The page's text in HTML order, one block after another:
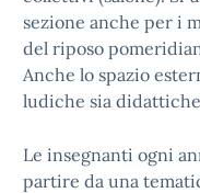
sezione anche per i
del riposo
Anche lo spazio
ludiche sia
Le insegnanti ogni
partire da una